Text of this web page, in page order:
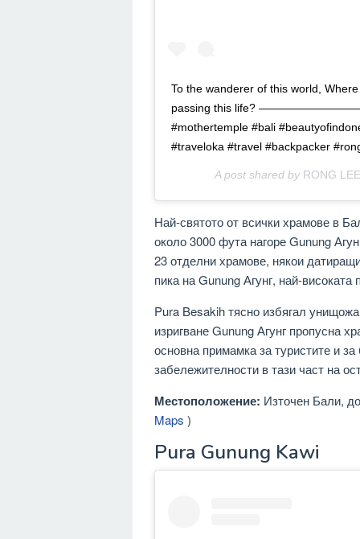
To the wanderer of this world,
passing this life?
#mothertemple #bali
#traveloka #travel #backpacker
A post shared by RONG LEE
Най-святото от всички храмове в
около 3000 фута нагоре Gunung
23 отделни храмове, някои
пика на Gunung Агунг, най-
Pura Besakih тясно избягал
изригване Gunung Агунг пропусна
основна примамка за туристите и
забележителности в тази част на
Местоположение: Източен Бали,
Maps )
Pura Gunung Kawi